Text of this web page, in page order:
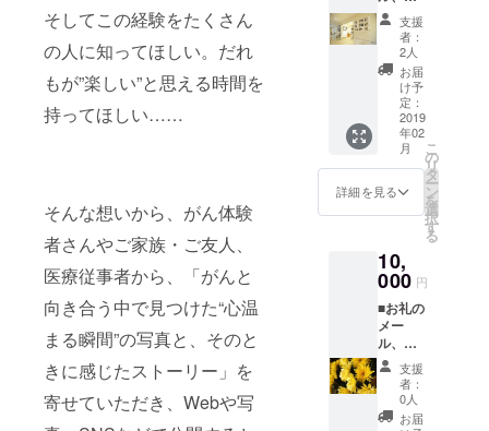
そしてこの経験をたくさん
の人に知ってほしい。だれ
もが”楽しい”と思える時間を
持ってほしい……
そんな想いから、がん体験
者さんやご家族・ご友人、
医療従事者から、「がんと
向き合う中で見つけた“心温
まる瞬間”の写真と、そのと
きに感じたストーリー」を
寄せていただき、Webや写
真を撮れ
る。どんな
時でも、楽
しみは作れ
る」という
ことでし
た。
以降、「が
ハッピーに
る」ことを
伝えるた
め、ブログ
やエッセイ
の執筆、各
動報告
をお送
りしま
す！
■「写真
ポスト
カー
ド」の
お礼状
の画像
の送信
■当日参
加権 ご
は
Campfi
re手数
料を除
いてイ
ベント
開催費
用とし
て活用
させて
支援
者：
2人
お届
け予
定：
2019
年02
月
詳細を見る
こ
の
リ
タ
ー
ン
を
選
択
す
る
10,
000 円
■お礼の
メー
ル、活
動報告
をお送
りしま
す！
支援
者：
0人
お届